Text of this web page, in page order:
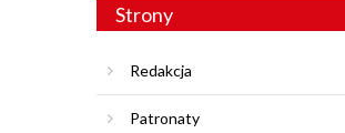
Strony
Redakcja
Patronaty